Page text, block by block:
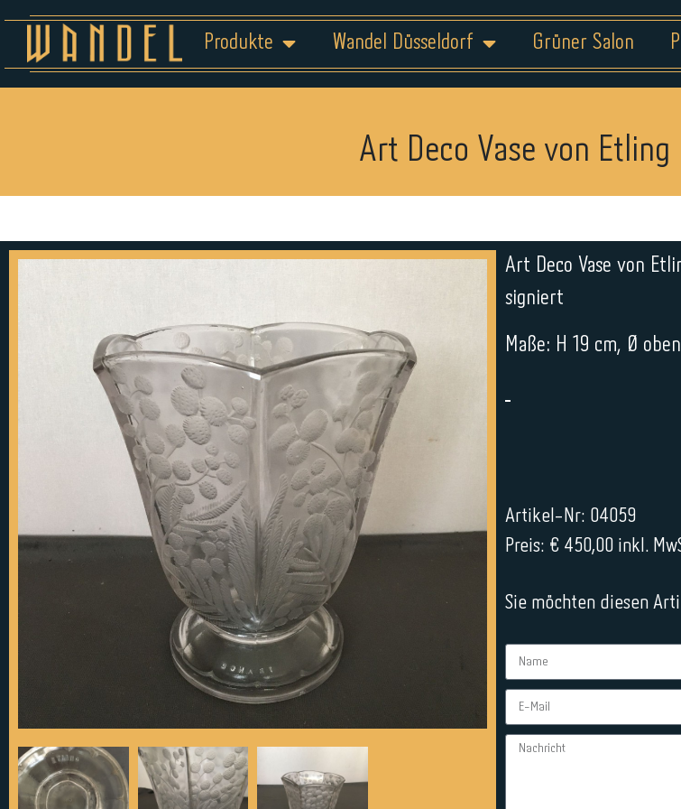
Produkte Wandel Düsseldorf Grüner Salon
Art Deco Vase von Etling
Art Deco Vase von
signiert
Maße: H 19 cm, Ø
Artikel-Nr: 04059
Preis: € 450,00 inkl.
Sie möchten diesen